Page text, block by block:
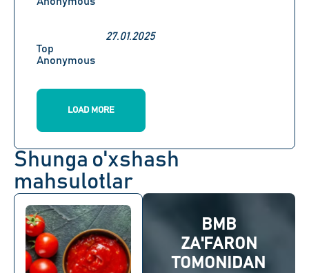
27.01.2025
Top
Anonymous
LOAD MORE
Shunga o'xshash
mahsulotlar
BMB
ZA'FARON
TOMONIDAN